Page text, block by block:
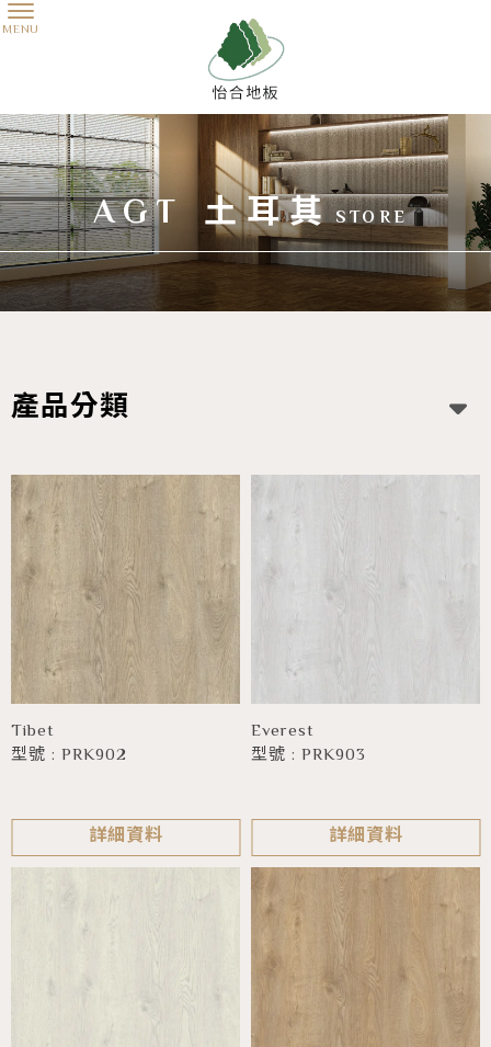
AGT 土耳其
產品分類
Tibet
型號 : PRK902
詳細資料
Everest
型號 : PRK903
詳細資料